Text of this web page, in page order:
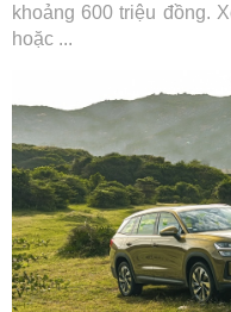
khoảng 600 triệu đồng.
hoặc ...